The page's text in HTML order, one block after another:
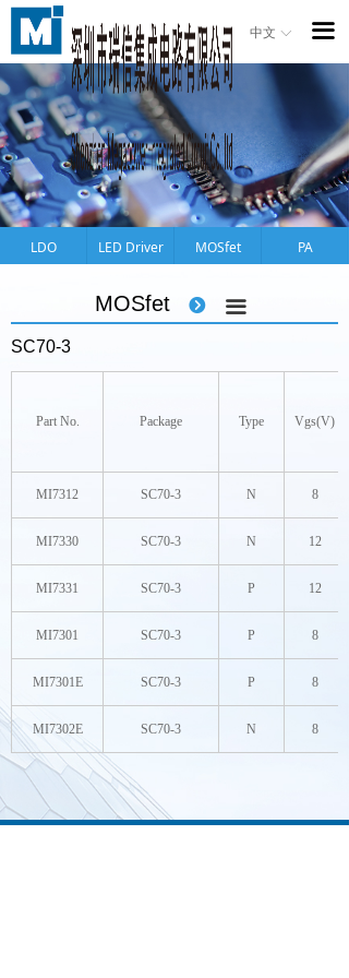
끀
首页
产品
应用
关于公司
法律声明
品质保证
新闻资讯
招聘信息
联系我们
ꀅ
中文
뀹 끀
SC70-3
MOSfet
Part No. Package Type Vgs(V)
MI7312 SC70-3 N 8
MI7330 SC70-3 N 12
MI7331 SC70-3 P 12
MI7301 SC70-3 P 8
MI7301E SC70-3 P 8
MI7302E SC70-3 N 8
LDO LED Driver MOSfet PA